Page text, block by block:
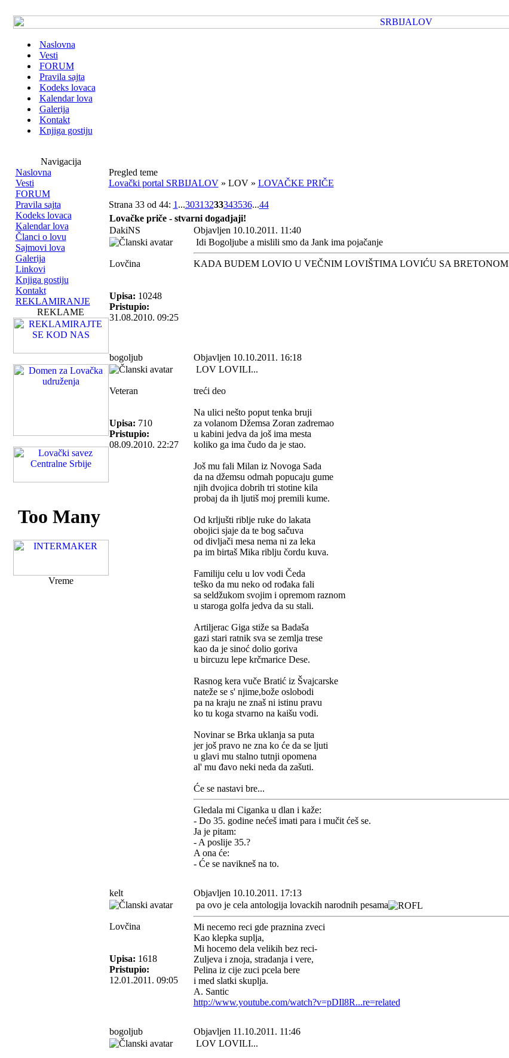
Naslovna
Vesti
FORUM
Pravila sajta
Kodeks lovaca
Kalendar lova
Galerija
Kontakt
Knjiga gostiju
Navigacija
Naslovna
Vesti
FORUM
Pravila sajta
Kodeks lovaca
Kalendar lova
Članci o lovu
Sajmovi lova
Galerija
Linkovi
Knjiga gostiju
Kontakt
REKLAMIRANJE
REKLAME
Vreme
Pregled teme
Lovački portal SRBIJALOV» LOV » LOVAČKE PRIČE
Strana 33 od 44: 1 ...30313233343536...44
Lovačke priče - stvarni dogadjaji!
DakiNS
Objavljen 10.10.2011. 11:40
Lovčina
Upisa: 10248
Pristupio:
31.08.2010. 09:25
Idi Bogoljube a mislili smo da Jank ima pojačanje
KADA BUDEM LOVIO U VEČNIM LOVIŠTIMA LOVIĆU SA BRETONOM
bogoljub Objavljen 10.10.2011. 16:18
Veteran
Upisa: 710
Pristupio:
08.09.2010. 22:27
LOV LOVILI...
treći deo
Na ulici nešto poput tenka bruji
za volanom Džemsa Zoran zadremao
u kabini jedva da još ima mesta
koliko ga ima čudo da je stao.
Još mu fali Milan iz Novoga Sada
da na džemsu odmah popucaju gume
njih dvojica dobrih tri stotine kila
probaj da ih ljutiš moj premili kume.
Od krljušti riblje ruke do lakata
obojici sjaje da te bog sačuva
od divljači mesa nema ni za leka
pa im birtaš Mika riblju čordu kuva.
Familiju celu u lov vodi Čeda
teško da mu neko od rođaka fali
sa seldžukom svojim i opremom raznom
u staroga golfa jedva da su stali.
Artiljerac Giga stiže sa Badaša
gazi stari ratnik sva se zemlja trese
kao da je sinoć dolio goriva
u bircuzu lepe krčmarice Dese.
Rasnog kera vuče Bratić iz Švajcarske
nateže se s' njime,bože oslobodi
pa na kraju ne znaš ni istinu pravu
ko tu koga stvarno na kaišu vodi.
Novinar se Brka uklanja sa puta
jer još pravo ne zna ko će da se ljuti
u glavi mu stalno tutnji opomena
al' mu đavo neki neda da zašuti.
Će se nastavi bre...
Gledala mi Ciganka u dlan i kaže:
- Do 35. godine nećeš imati para i mučit ćeš se.
Ja je pitam:
- A poslije 35.?
A ona će:
- Će se navikneš na to.
kelt Objavljen 10.10.2011. 17:13
Lovčina
Upisa: 1618
Pristupio:
12.01.2011. 09:05
pa ovo je cela antologija lovackih narodnih pesama
Mi necemo reci gde praznina zveci
Kao klepka suplja,
Mi hocemo dela velikih bez reci-
Zuljeva i znoja, stradanja i vere,
Pelina iz cije zuci pcela bere
i med slatki skuplja.
A. Santic
http://www.youtube.com/watch?v=pDIl8R...re=related
bogoljub Objavljen 11.10.2011. 11:46
LOV LOVILI...